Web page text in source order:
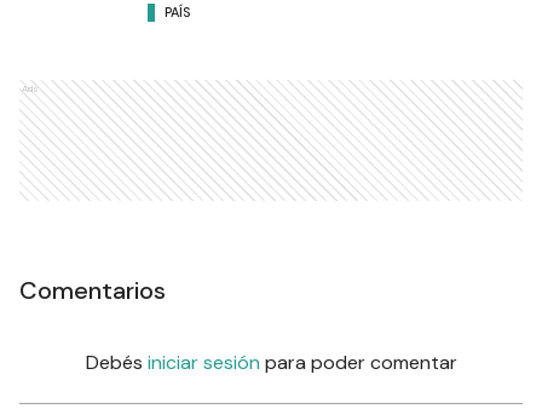
PAÍS
Ads
Comentarios
Debés iniciar sesión para poder comentar